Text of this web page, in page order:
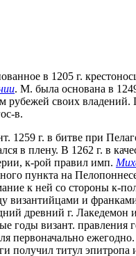
в 1205 г.
. М. была основана в
рубежей своих
в.
1259 г. в битве при
в плену. В 1262 г. в
к-рой правил имп.
пункта на
к ней со стороны к-
византийцами и
древний г. Лакедемон
годы визант. правления
первоначально
получил титул